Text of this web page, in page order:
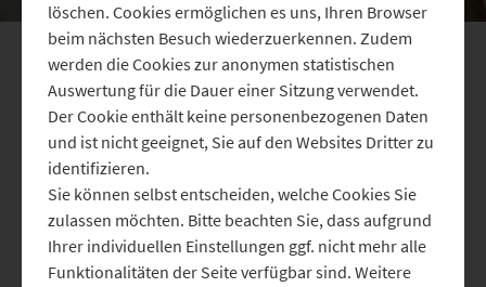
Bad Gögging: Zu Fuß entlang
des Limes – ein Abenteuer
über 1000 Kilometer
24. Oktober 2025 16:33
Ein junger Abenteurer hat in 47 Tagen fast1000 Kilometerzu Fuß
zurückgelegt – ingermanischer Rüstungund ausschließlich
löschen. Cookies ermöglichen es uns, Ihren Browser
beim nächsten Besuch wiederzuerkennen. Zudem
werden die Cookies zur anonymen statistischen
Auswertung für die Dauer einer Sitzung verwendet.
Der Cookie enthält keine personenbezogenen Daten
und ist nicht geeignet, Sie auf den Websites Dritter zu
identifizieren.
Sie können selbst entscheiden, welche Cookies Sie
zulassen möchten. Bitte beachten Sie, dass aufgrund
Ihrer individuellen Einstellungen ggf. nicht mehr alle
Funktionalitäten der Seite verfügbar sind. Weitere